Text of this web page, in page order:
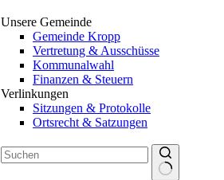
Unsere Gemeinde
Gemeinde Kropp
Vertretung & Ausschüsse
Kommunalwahl
Finanzen & Steuern
Verlinkungen
Sitzungen & Protokolle
Ortsrecht & Satzungen